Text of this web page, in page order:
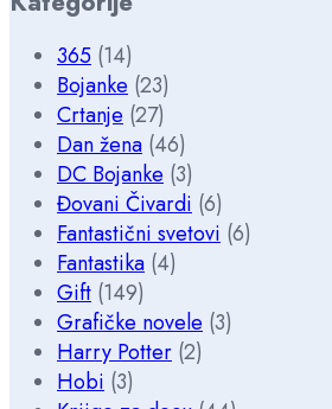
365 (14)
Bojanke (23)
Crtanje (27)
Dan žena (46)
DC Bojanke (3)
Đovani Čivardi (6)
Fantastični svetovi (6)
Fantastika (4)
Gift (149)
Grafičke novele (3)
Harry Potter (2)
Hobi (3)